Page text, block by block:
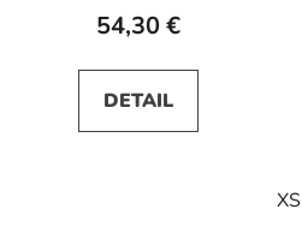
54,30 €
DETAIL
XS